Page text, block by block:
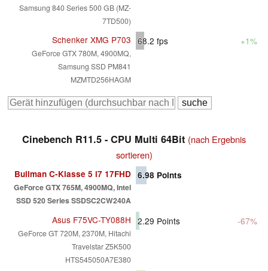
Samsung 840 Series 500 GB (MZ-
7TD500)
Schenker XMG P703
GeForce GTX 780M, 4900MQ,
Samsung SSD PM841
MZMTD256HAGM
68.2 fps +1%
Cinebench R11.5 - CPU Multi 64Bit (nach Ergebnis
sortieren)
Bullman C-Klasse 5 i7 17FHD
GeForce GTX 765M, 4900MQ, Intel
SSD 520 Series SSDSC2CW240A
6.98 Points
Asus F75VC-TY088H
GeForce GT 720M, 2370M, Hitachi
Travelstar Z5K500
HTS545050A7E380
2.29 Points -67%